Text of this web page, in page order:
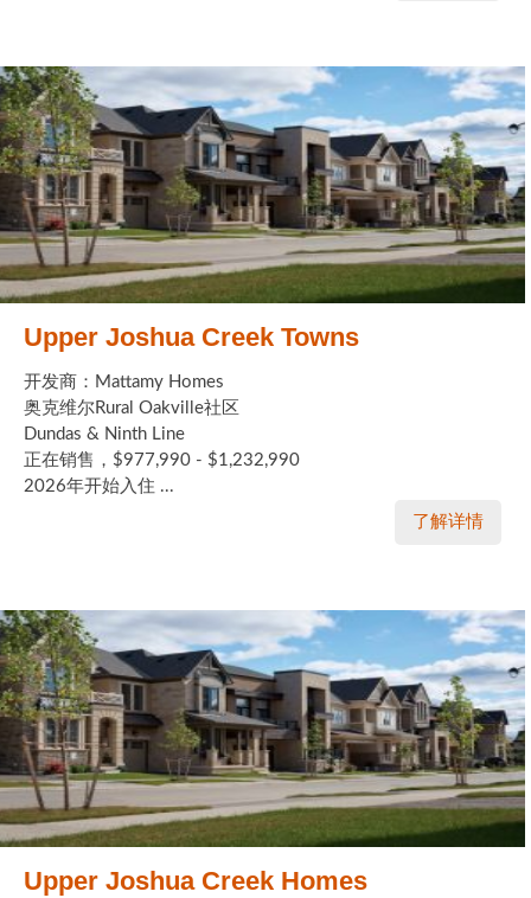
Upper Joshua Creek Towns
开发商：Mattamy Homes
奥克维尔Rural Oakville社区
Dundas & Ninth Line
正在销售，$977,990 - $1,232,990
2026年开始入住 ...
了解详情
Upper Joshua Creek Homes